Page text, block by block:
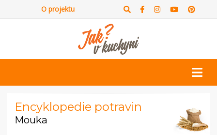
O projektu
Encyklopedie potravin
Mouka